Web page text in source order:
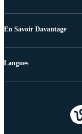
En Savoir Davantage
Langues